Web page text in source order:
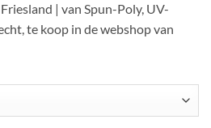
tot
122,50
| van Spun-Poly, UV-
te koop in de webshop van